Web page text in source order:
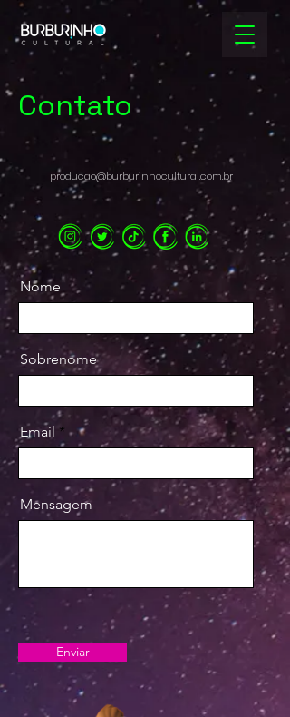
Contato
producao@burburinhocultural.com.br
Nome
Sobrenome
Email
Mensagem
Enviar